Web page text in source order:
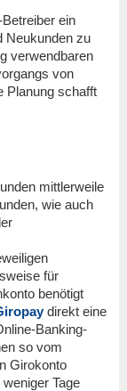
ein
Neukunden zu
verwendbaren
von
Planung schafft
mittlerweile
wie auch
für
benötigt
direkt eine
Banking-
so vom
Girokonto
Tage